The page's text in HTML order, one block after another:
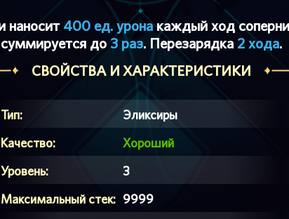
наносит 400 ед. уронакаждый ход
cуммируется до3 раз. Перезарядка 2 хода.
СВОЙСТВА И ХАРАКТЕРИСТИКИ
Тип:
Эликсиры
Качество:
Хороший
Уровень:
3
Максимальный стек: 9999